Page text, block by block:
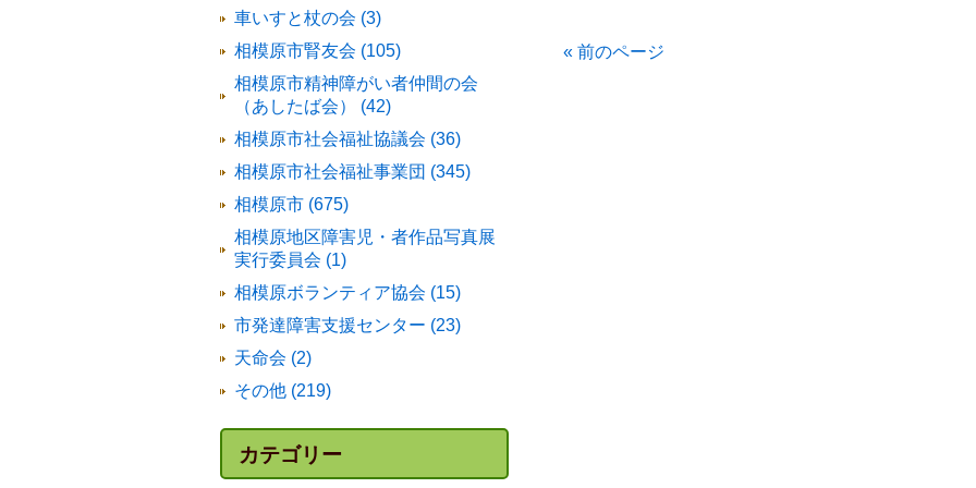
« 前のページ
車いすと杖の会 (3)
相模原市腎友会 (105)
相模原市精神障がい者仲間の会
（あしたば会） (42)
相模原市社会福祉協議会 (36)
相模原市社会福祉事業団 (345)
相模原市 (675)
相模原地区障害児・者作品写真展
実行委員会 (1)
相模原ボランティア協会 (15)
市発達障害支援センター (23)
天命会 (2)
その他 (219)
カテゴリー